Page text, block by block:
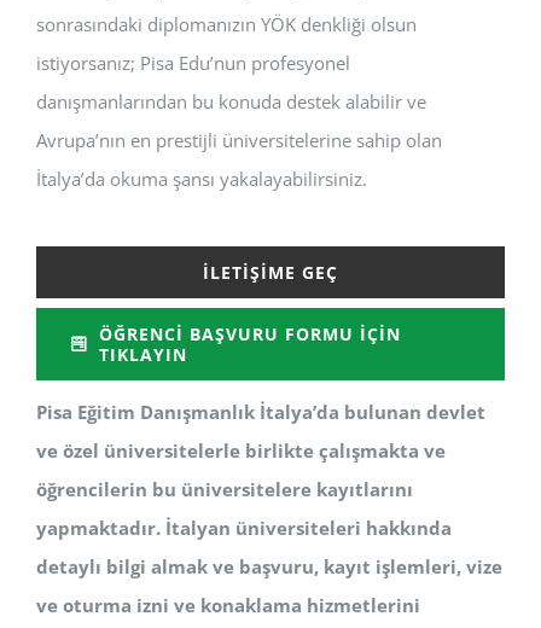
sonrasındaki diplomanızın YÖK denkliği olsun
istiyorsanız; Pisa Edu’nun profesyonel
danışmanlarından bu konuda destek alabilir ve
Avrupa’nın en prestijli üniversitelerine sahip olan
İtalya’da okuma şansı yakalayabilirsiniz.
İLETIŞIME GEÇ
ÖĞRENCI BAŞVURU FORMU İÇIN
TIKLAYIN
Pisa Eğitim Danışmanlık İtalya’da bulunan devlet
ve özel üniversitelerle birlikte çalışmakta ve
öğrencilerin bu üniversitelere kayıtlarını
yapmaktadır. İtalyan üniversiteleri hakkında
detaylı bilgi almak ve başvuru, kayıt işlemleri, vize
ve oturma izni ve konaklama hizmetlerini